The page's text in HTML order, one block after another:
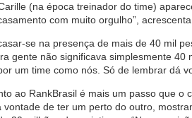
(na época treinador do time)
com muito orgulho”,
se na presença de mais de 40 mil
gente não significava simplesmente 40
um time como nós. Só de lembrar dá
ao RankBrasil é mais um passo que o
vontade de ter um perto do outro,